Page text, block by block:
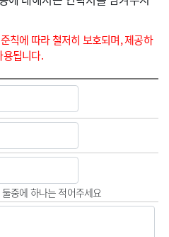
칙에 따라 철저히 보호되며, 제공하
됩니다.
중에 하나는 적어주세요